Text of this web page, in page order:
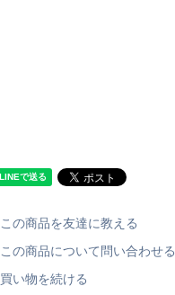
この商品を友達に教える
この商品について問い合わせる
買い物を続ける